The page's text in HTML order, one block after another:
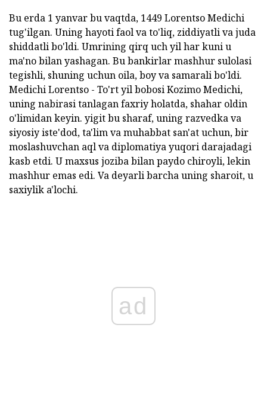
Bu erda 1 yanvar bu vaqtda, 1449 Lorentso Medichi
tug'ilgan. Uning hayoti faol va to'liq, ziddiyatli va juda
shiddatli bo'ldi. Umrining qirq uch yil har kuni u
ma'no bilan yashagan. Bu bankirlar mashhur sulolasi
tegishli, shuning uchun oila, boy va samarali bo'ldi.
Medichi Lorentso - To'rt yil bobosi Kozimo Medichi,
uning nabirasi tanlagan faxriy holatda, shahar oldin
o'limidan keyin. yigit bu sharaf, uning razvedka va
siyosiy iste'dod, ta'lim va muhabbat san'at uchun, bir
moslashuvchan aql va diplomatiya yuqori darajadagi
kasb etdi. U maxsus joziba bilan paydo chiroyli, lekin
mashhur emas edi. Va deyarli barcha uning sharoit, u
saxiylik a'lochi.
ad